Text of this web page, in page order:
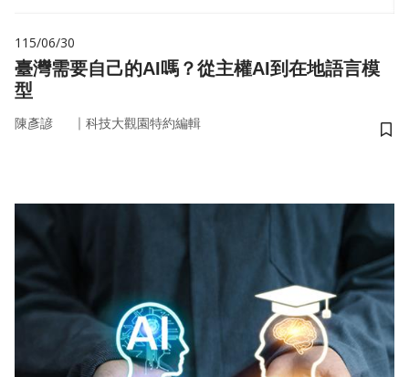
115/06/30
臺灣需要自己的AI嗎？從主權AI到在地語言模
型
陳彥諺 ｜ 科技大觀園特約編輯
儲